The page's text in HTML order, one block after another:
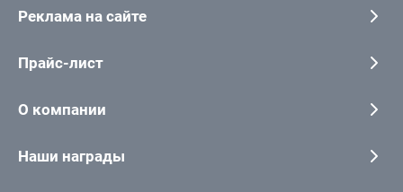
Реклама на сайте
Прайс-лист
О компании
Наши награды